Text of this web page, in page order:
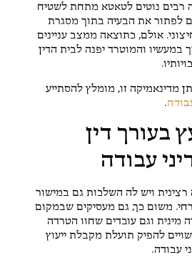
רבים נוטים לטאטא מתחת לשטיח
לפתור את הבעיה בתוך מסגרת
אולם, כתוצאה ממצב עניינים
במעשיו והמוטרד יפנה לבית הדין
מדינאמיקה זו, מומלץ להסתייע
.
בעורך דין
עבודה
רצינית ויש לה השלכות גם במישור
משום כך, גם מעסיקים שבמקום
וגם עובדים שחוו הטרדה
להפיק תועלת מקבלת ייעוץ
עבודה.